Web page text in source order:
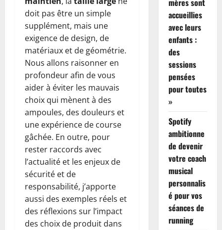
doit pas être un simple
supplément, mais une
exigence de design, de
matériaux et de géométrie.
Nous allons raisonner en
profondeur afin de vous
aider à éviter les mauvais
choix qui mènent à des
ampoules, des douleurs et
une expérience de course
gâchée. En outre, pour
rester raccords avec
l’actualité et les enjeux de
sécurité et de
responsabilité, j’apporte
aussi des exemples réels et
des réflexions sur l’impact
des choix de produit dans
mères sont
accueillies
avec leurs
enfants :
des
sessions
pensées
pour toutes
»
Spotify
ambitionne
de devenir
votre coach
musical
personnalis
é pour vos
séances de
running